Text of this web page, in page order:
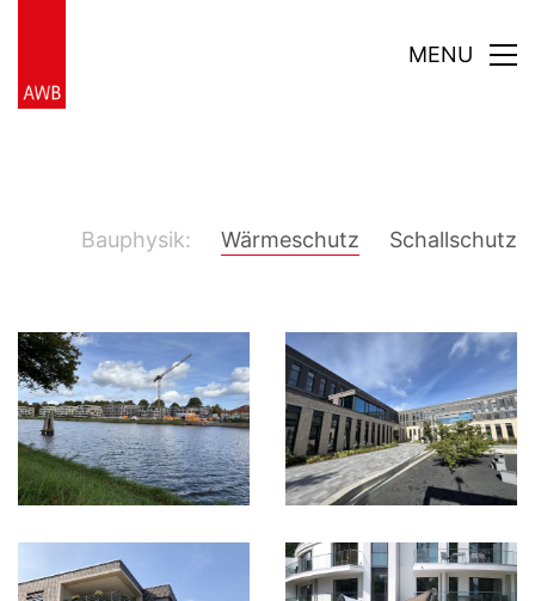
MENU
Bauphysik: Wärmeschutz Schallschutz